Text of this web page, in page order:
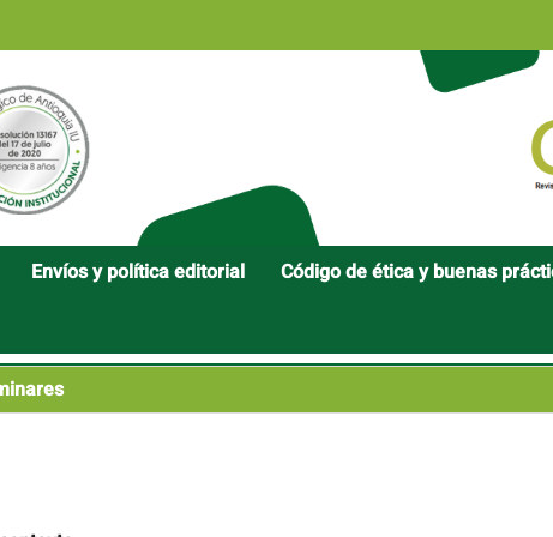
Envíos y política editorial Código de ética y buenas